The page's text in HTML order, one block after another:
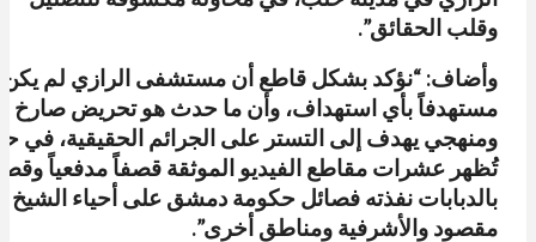
وقلب الحقائق”.
‏وأضاف: “نؤكد بشكل قاطع أن مستشفى الرازي لم يكن
مستهدفاً بأي استهداف، وأن ما حدث هو تحريض صارخ
ومنهجي يهدف إلى التستر على الجرائم الحقيقية، في
تُظهر عشرات مقاطع الفيديو الموثقة قصفاً مدفعياً
بالدبابات نفذته فصائل حكومة دمشق على أحياء الشيخ
مقصود والأشرفية ومناطق أخرى”.